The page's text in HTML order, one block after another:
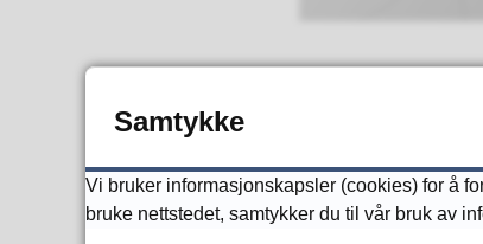
Område er
Samtykke
Vi bruker informasjonskapsler (cookies) for å
bruke nettstedet, samtykker du til vår bruk av